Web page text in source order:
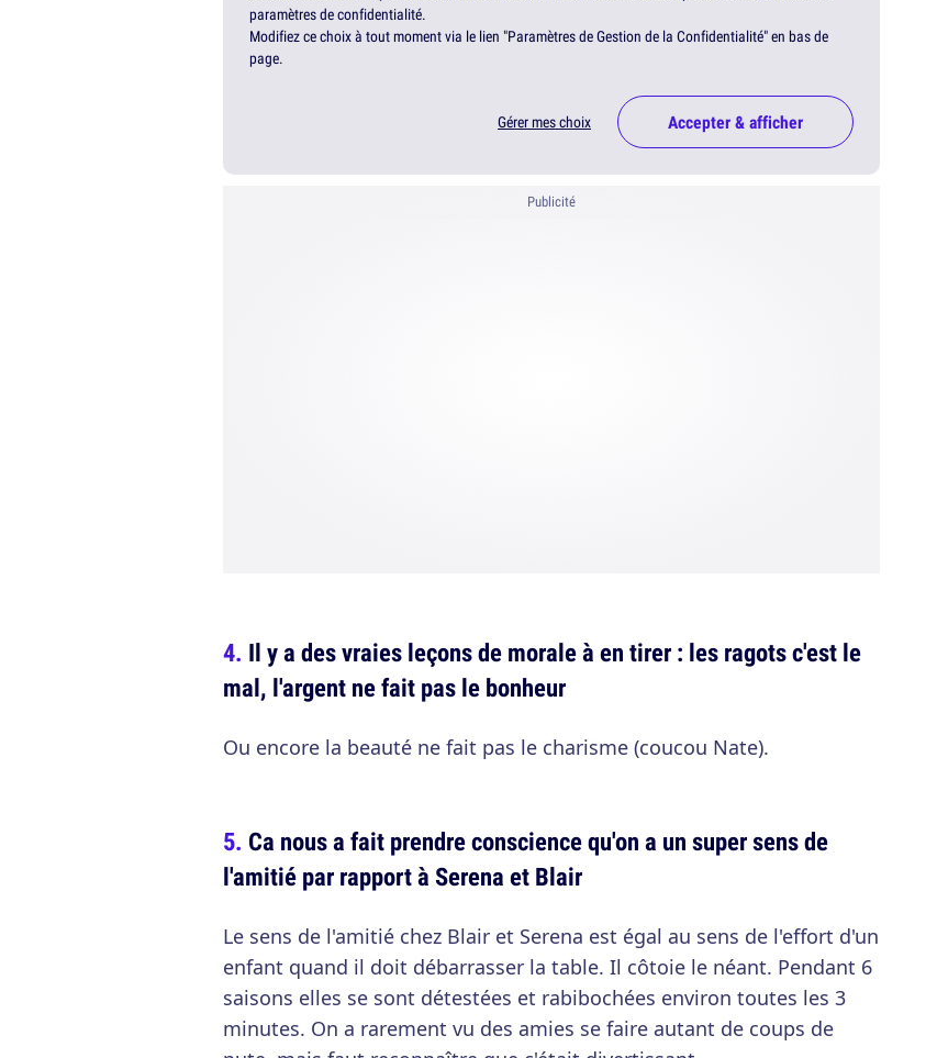
paramètres de confidentialité.
Modifiez ce choix à tout moment via le lien "Paramètres de Gestion de la Confidentialité" en bas de
page.
Gérer mes choix Accepter & afficher
Publicité
Il y a des vraies leçons de morale à en tirer : les ragots c'est le
mal, l'argent ne fait pas le bonheur
Ou encore la beauté ne fait pas le charisme (coucou Nate).
Ca nous a fait prendre conscience qu'on a un super sens de
l'amitié par rapport à Serena et Blair
Le sens de l'amitié chez Blair et Serena est égal au sens de l'effort d'un
enfant quand il doit débarrasser la table. Il côtoie le néant. Pendant 6
saisons elles se sont détestées et rabibochées environ toutes les 3
minutes. On a rarement vu des amies se faire autant de coups de